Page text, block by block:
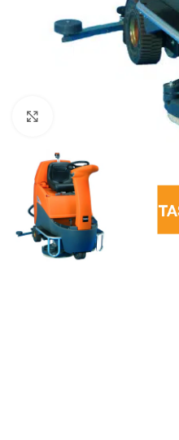
Klikkaa suurentaaksesi